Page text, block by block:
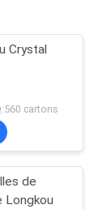
Crystal
cartons
de
Longkou